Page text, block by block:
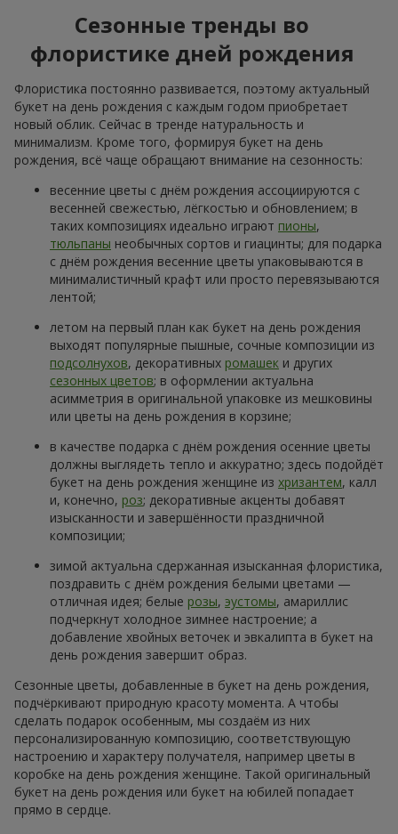
Сезонные тренды во
флористике дней рождения
Флористика постоянно развивается, поэтому актуальный
букет на день рождения с каждым годом приобретает
новый облик. Сейчас в тренде натуральность и
минимализм. Кроме того, формируя букет на день
рождения, всё чаще обращают внимание на сезонность:
весенние цветы с днём рождения ассоциируются с
весенней свежестью, лёгкостью и обновлением; в
таких композициях идеально играют пионы,
тюльпаны необычных сортов и гиацинты; для подарка
с днём рождения весенние цветы упаковываются в
минималистичный крафт или просто перевязываются
лентой;
летом на первый план как букет на день рождения
выходят популярные пышные, сочные композиции из
подсолнухов, декоративных ромашек и других
сезонных цветов; в оформлении актуальна
асимметрия в оригинальной упаковке из мешковины
или цветы на день рождения в корзине;
в качестве подарка с днём рождения осенние цветы
должны выглядеть тепло и аккуратно; здесь подойдёт
букет на день рождения женщине из хризантем, калл
и, конечно, роз; декоративные акценты добавят
изысканности и завершённости праздничной
композиции;
зимой актуальна сдержанная изысканная флористика,
поздравить с днём рождения белыми цветами —
отличная идея; белые розы, эустомы, амариллис
подчеркнут холодное зимнее настроение; а
добавление хвойных веточек и эвкалипта в букет на
день рождения завершит образ.
Сезонные цветы, добавленные в букет на день рождения,
подчёркивают природную красоту момента. А чтобы
сделать подарок особенным, мы создаём из них
персонализированную композицию, соответствующую
настроению и характеру получателя, например цветы в
коробке на день рождения женщине. Такой оригинальный
букет на день рождения или букет на юбилей попадает
прямо в сердце.